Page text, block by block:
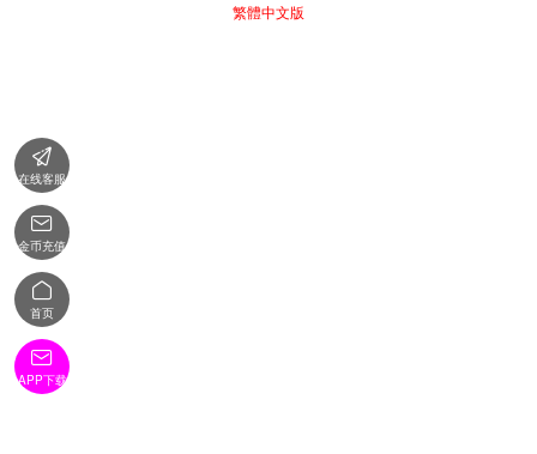
繁體中文版

在线客服

金币充值

首页

APP下载